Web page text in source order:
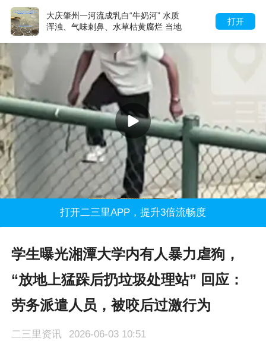
打开
大庆肇州一河流成乳白“牛奶河” 水质
浑浊、气味刺鼻、水草枯黄腐烂 当地
打开二三里APP，提升3倍流畅度
学生曝光湘潭大学内有人暴力虐狗，
“放地上猛跺后扔垃圾处理站” 回应：
劳务派遣人员，被咬后过激行为
二三里资讯 2026-06-03 10:51